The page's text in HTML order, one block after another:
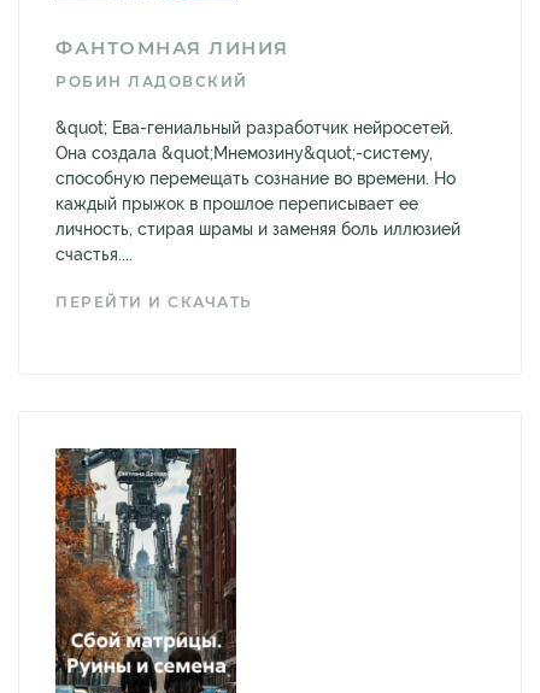
ФАНТОМНАЯ ЛИНИЯ
РОБИН ЛАДОВСКИЙ
&quot; Ева-гениальный разработчик нейросетей.
Она создала &quot;Мнемозину&quot;-систему,
способную перемещать сознание во времени. Но
каждый прыжок в прошлое переписывает ее
личность, стирая шрамы и заменяя боль иллюзией
счастья....
ПЕРЕЙТИ И СКАЧАТЬ